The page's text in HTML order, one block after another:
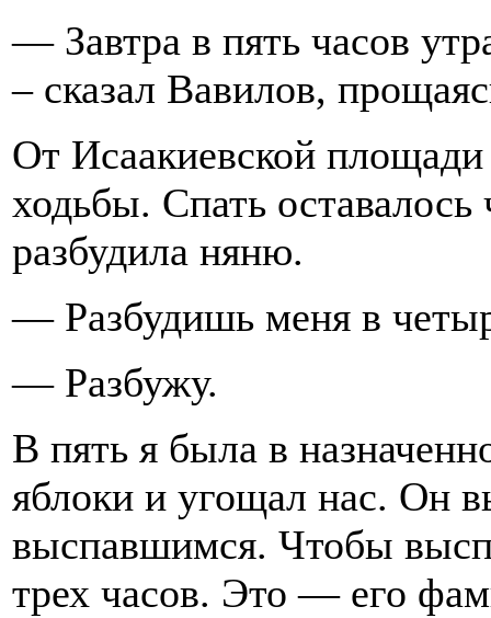
— Завтра в пять часов
– сказал Вавилов,
От Исаакиевской
ходьбы. Спать
разбудила няню.
— Разбудишь меня в
— Разбужу.
В пять я была в
яблоки и угощал нас. Он
выспавшимся. Чтобы
трех часов. Это — его